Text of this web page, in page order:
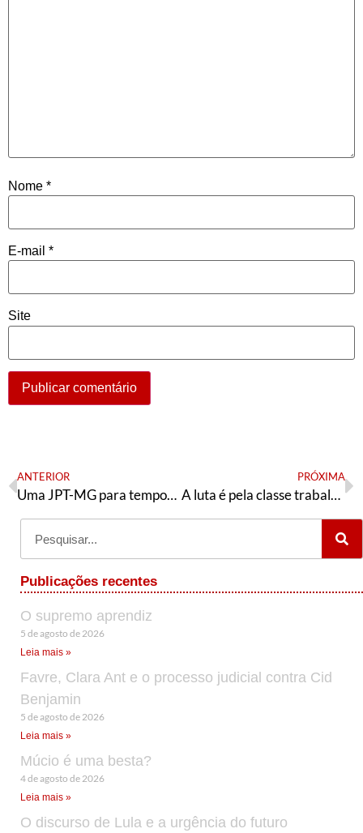
Nome *
E-mail *
Site
ANTERIOR
Uma JPT-MG para tempos de guerra
PRÓXIMA
A luta é pela classe trabalhadora
Publicações recentes
O supremo aprendiz
5 de agosto de 2026
Leia mais »
Favre, Clara Ant e o processo judicial contra Cid
Benjamin
5 de agosto de 2026
Leia mais »
Múcio é uma besta?
4 de agosto de 2026
Leia mais »
O discurso de Lula e a urgência do futuro